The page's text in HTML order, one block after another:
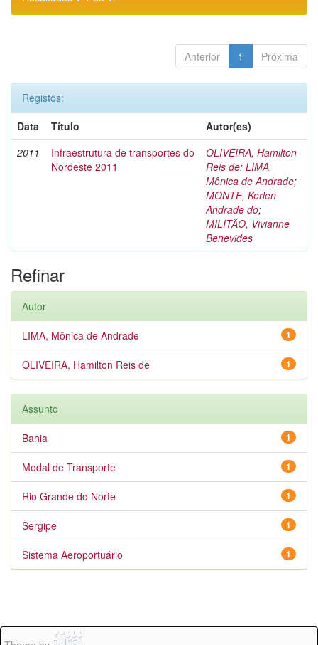
Anterior 1 Próxima
Registos:
Data
Título
Autor(es)
2011
Infraestrutura de transportes do
Nordeste 2011
OLIVEIRA, Hamilton
Reis de; LIMA,
Mônica de Andrade;
MONTE, Kerlen
Andrade do;
MILITÃO, Vivianne
Benevides
Refinar
Autor
1
LIMA, Mônica de Andrade
1
OLIVEIRA, Hamilton Reis de
Assunto
1
Bahia
1
Modal de Transporte
1
Rio Grande do Norte
1
Sergipe
1
Sistema Aeroportuário